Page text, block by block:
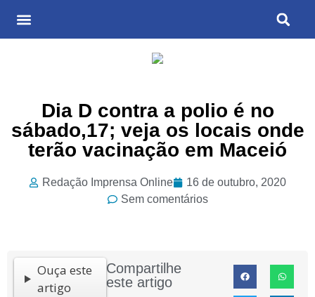
Dia D contra a polio é no
sábado,17; veja os locais onde
terão vacinação em Maceió
Redação Imprensa Online
16 de outubro, 2020
Sem comentários
Ouça este
artigo
Compartilhe
este artigo